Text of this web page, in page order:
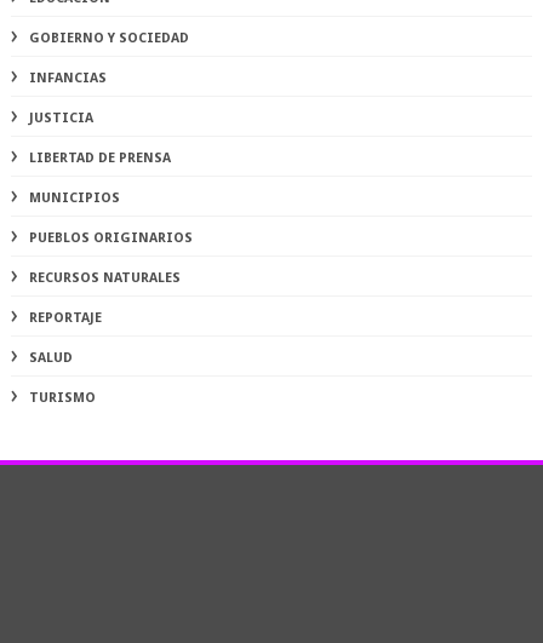
GOBIERNO Y SOCIEDAD
INFANCIAS
JUSTICIA
LIBERTAD DE PRENSA
MUNICIPIOS
PUEBLOS ORIGINARIOS
RECURSOS NATURALES
REPORTAJE
SALUD
TURISMO